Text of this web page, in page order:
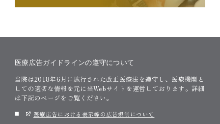
医療広告ガイドラインの遵守について
当院は2018年6月に施行された改正医療法を遵守し、医療機関と
しての適切な情報を元に当Webサイトを運営しております。詳細
は下記のページをご覧ください。
医療広告における表示等の広告規制について